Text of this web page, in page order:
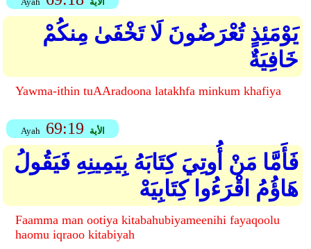
يَوْمَئِذٍ تُعْرَضُونَ لَا تَخْفَىٰ مِنكُمْ
خَافِيَةٌ
Yawma-ithin tuAAradoona latakhfa minkum khafiya
Ayah 69:19 الأية
فَأَمَّا مَنْ أُوتِيَ كِتَابَهُ بِيَمِينِهِ فَيَقُولُ
هَاؤُمُ اقْرَءُوا كِتَابِيَهْ
Faamma man ootiya kitabahubiyameenihi fayaqoolu
haomu iqraoo kitabiyah